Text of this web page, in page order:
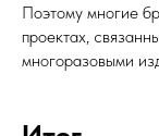
Поэтому многие
проектах,
многоразовыми